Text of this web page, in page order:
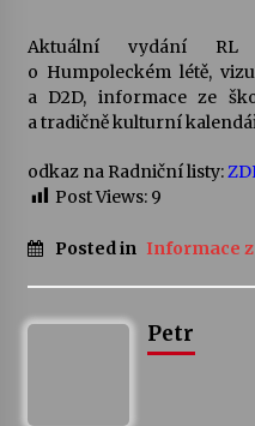
Veselí
30. 7. 2026
šedesátka:
Letní
Aktuální vydání RL
o Humpoleckém létě,
a D2D, informace ze
a tradičně kulturní
odkaz na Radniční listy:
Post Views: 9
Posted in Informace
Petr